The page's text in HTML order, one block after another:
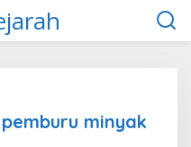
minyak